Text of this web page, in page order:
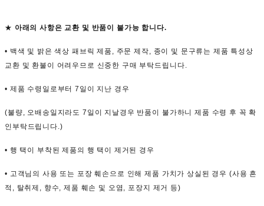
★ 아래의 사항은 교환 및 반품이 불가능 합니다.
• 백색 및 밝은 색상 패브릭 제품, 주문 제작, 종이 및 문구류는 제품 특성상
교환 및 환불이 어려우므로 신중한 구매 부탁드립니다.
• 제품 수령일로부터 7일이 지난 경우
(불량, 오배송일지라도 7일이 지날경우 반품이 불가하니 제품 수령 후 꼭 확
인부탁드립니다.)
• 행 택이 부착된 제품의 행 택이 제거된 경우
• 고객님의 사용 또는 포장 훼손으로 인해 제품 가치가 상실된 경우 (사용 흔
적, 탈취제, 향수, 제품 훼손 및 오염, 포장지 제거 등)